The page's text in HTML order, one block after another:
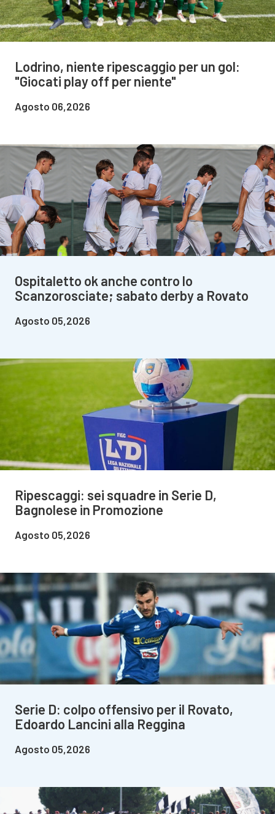
Lodrino, niente ripescaggio per un gol:
"Giocati play off per niente"
Agosto 06,2026
Ospitaletto ok anche contro lo
Scanzorosciate; sabato derby a Rovato
Agosto 05,2026
Ripescaggi: sei squadre in Serie D,
Bagnolese in Promozione
Agosto 05,2026
Serie D: colpo offensivo per il Rovato,
Edoardo Lancini alla Reggina
Agosto 05,2026